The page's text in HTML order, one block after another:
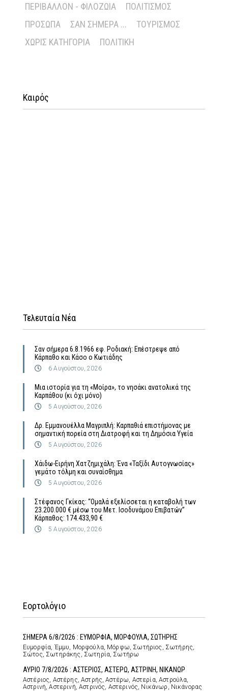
ΠΕΡΙΒΆΛΛΟΝ - ΦΙΛΟΖΩΊΑ
ΠΟΛΙΤΙΣΜΌΣ
ΠΡΌΣΩΠΑ
ΣΑΝ ΣΉΜΕΡΑ ...
ΤΟΥΡΙΣΜΌΣ
ΧΩΡΊΣ ΚΑΤΗΓΟΡΊΑ
ΠΟΛΙΤΙΚΉ
Καιρός
Τελευταία Νέα
Σαν σήμερα 6.8.1966 εφ. Ροδιακή: Επέστρεψε από
Κάρπαθο και Κάσο ο Κωτιάδης
6 Αυγούστου, 2026
Μια ιστορία για τη «Μοίρα», το νησάκι ανατολικά της
Καρπάθου (κι όχι μόνο)
5 Αυγούστου, 2026
Δρ. Εμμανουέλλα Μαγριπλή: Καρπαθιά επιστήμονας με
σημαντική πορεία στη Διατροφή και τη Δημόσια Υγεία
5 Αυγούστου, 2026
Χάιδω-Ειρήνη Χατζημιχάλη: Ένα «Ταξίδι Αυτογνωσίας»
γεμάτο τόλμη και συναίσθημα
5 Αυγούστου, 2026
Στέφανος Γκίκας: “Ομαλά εξελίσσεται η καταβολή των
23.200.000 € μέσω του Μετ. Ισοδυνάμου Επιβατών”
Κάρπαθος: 174.433,90 €
5 Αυγούστου, 2026
Εορτολόγιο
ΣΗΜΕΡΑ 6/8/2026 : ΕΥΜΟΡΦΙΑ, ΜΟΡΦΟΥΛΑ, ΣΩΤΗΡΗΣ
Ευμορφία, Έμμυ, Μορφούλα, Μόρφω, Σωτήριος, Σωτήρης,
Σώτος, Σωτηράκης, Σωτηρία, Σωτήρω
ΑΥΡΙΟ 7/8/2026 : ΑΣΤΕΡΙΟΣ, ΑΣΤΕΡΩ, ΑΣΤΡΙΝΗ, ΝΙΚΑΝΩΡ
Αστέριος, Αστέρης, Αστρής, Αστέρω, Αστερία, Αστρούλα,
Αστρινή, Αστερινή, Αστρινός, Αστερινός, Νικάνωρ, Νικάνορας